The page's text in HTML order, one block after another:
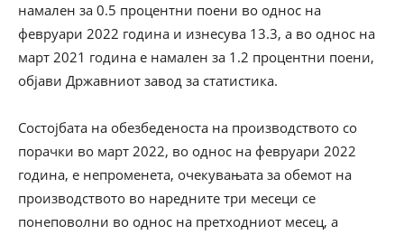
намален за 0.5 процентни поени во однос на
февруари 2022 година и изнесува 13.3, а во однос на
март 2021 година е намален за 1.2 процентни поени,
објави Државниот завод за статистика.
Состојбата на обезбеденоста на производството со
порачки во март 2022, во однос на февруари 2022
година, е непроменета, очекувањата за обемот на
производството во наредните три месеци се
понеповолни во однос на претходниот месец, а